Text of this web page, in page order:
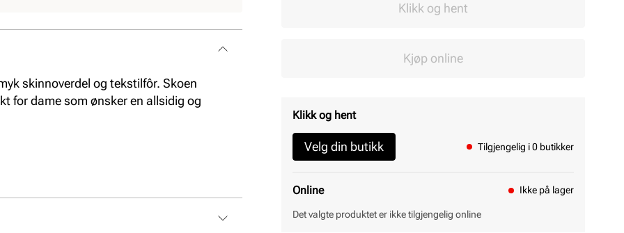
skinnoverdel og tekstilfôr. Skoen
for dame som ønsker en allsidig og
Klikk og hent
Kjøp online
Klikk og hent
Velg din butikk Tilgjengelig i 0 butikker
Online Ikke på lager
Det valgte produktet er ikke tilgjengelig online